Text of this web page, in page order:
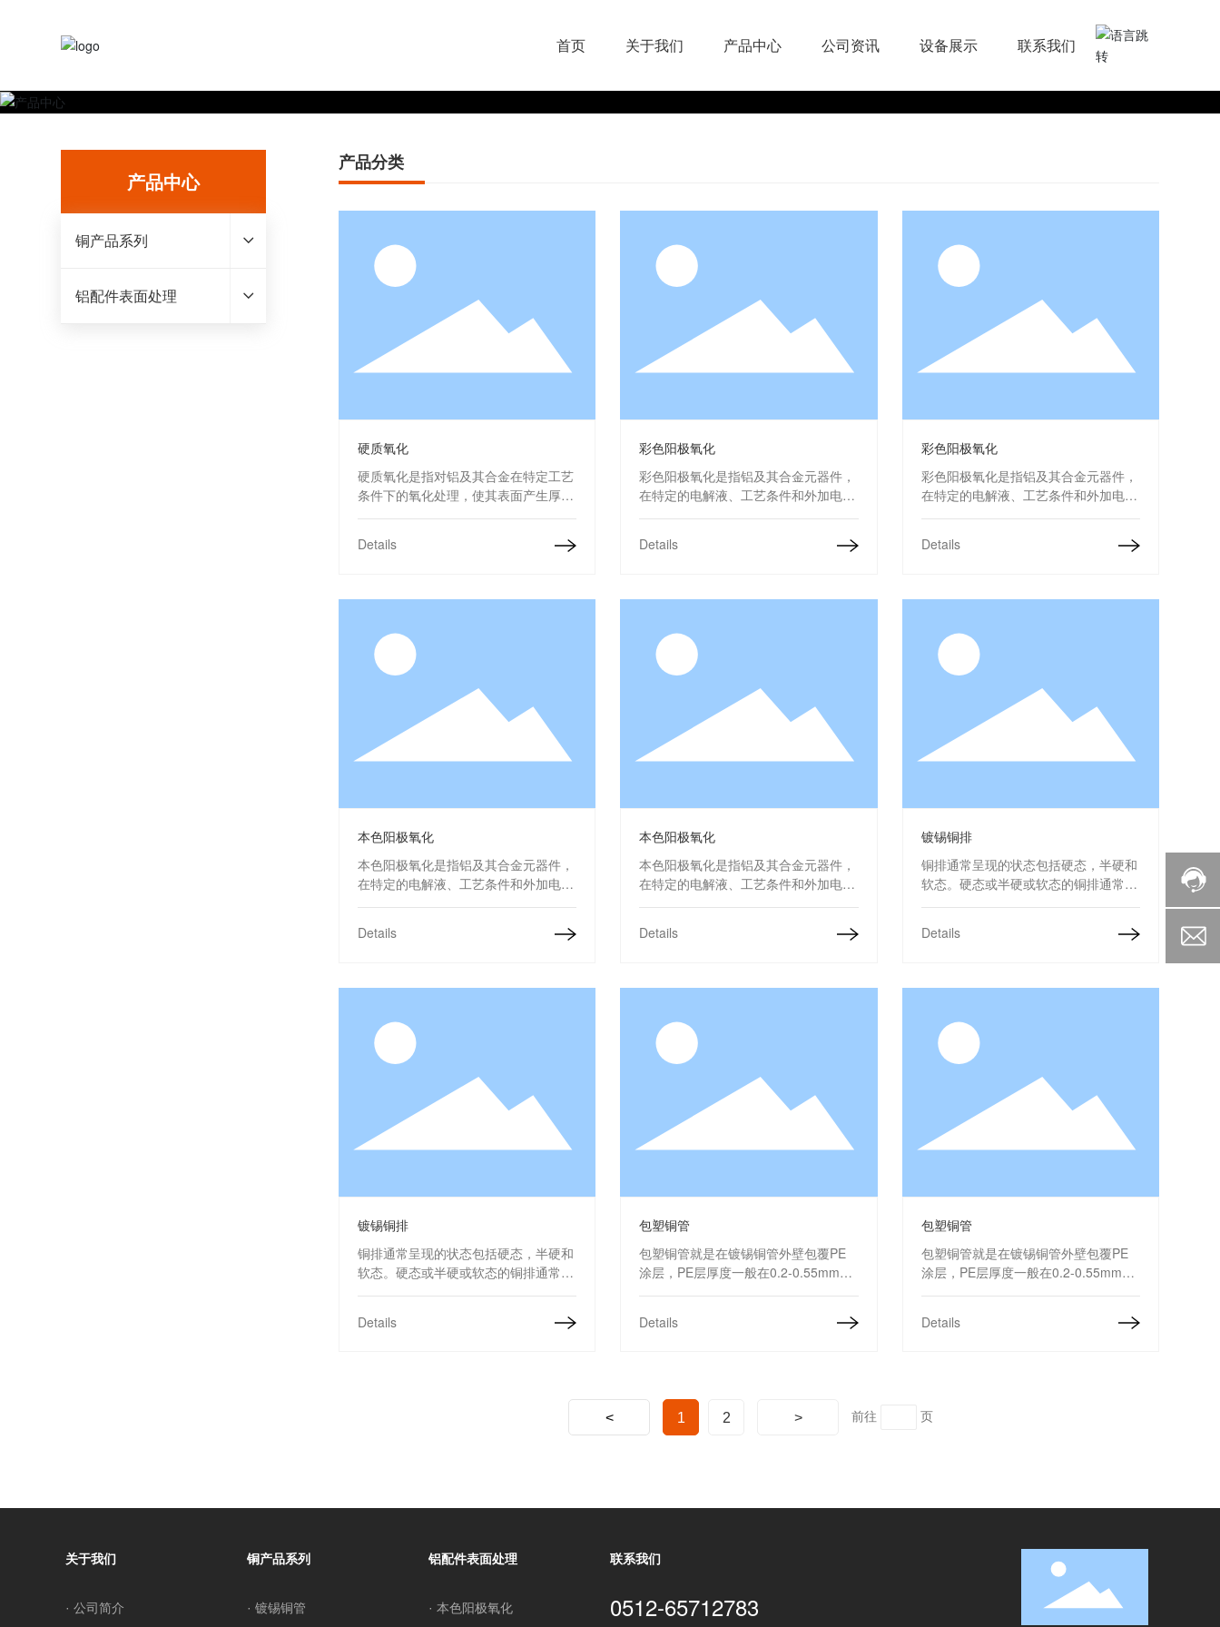
首页 关于我们 产品中心 公司资讯 设备展示 联系我们
产品中心
铜产品系列
铝配件表面处理
产品分类
硬质氧化
硬质氧化是指对铝及其合金在特定工艺
条件下的氧化处理，使其表面产生厚度
能。
Details
硬质氧化
彩色阳极氧化
彩色阳极氧化是指铝及其合金元器件，
在特定的电解液、工艺条件和外加电流
可克服铝合金表面硬度、耐磨损性等方
Details
彩色阳极氧化
彩色阳极氧化
彩色阳极氧化是指铝及其合金元器件，
在特定的电解液、工艺条件和外加电流
可克服铝合金表面硬度、耐磨损性等方
Details
彩色阳极氧化
本色阳极氧化
本色阳极氧化是指铝及其合金元器件，
在特定的电解液、工艺条件和外加电流
合金表面硬度、耐磨损性等方面的缺
Details
本色阳极氧化
本色阳极氧化
本色阳极氧化是指铝及其合金元器件，
在特定的电解液、工艺条件和外加电流
合金表面硬度、耐磨损性等方面的缺
Details
本色阳极氧化
镀锡铜排
铜排通常呈现的状态包括硬态，半硬和
软态。硬态或半硬或软态的铜排通常应
合表面效率、降低接头的电阻。
Details
镀锡铜排
镀锡铜排
铜排通常呈现的状态包括硬态，半硬和
软态。硬态或半硬或软态的铜排通常应
用于供电设备和电气设备。镀锡后的铜
合表面效率、降低接头的电阻。
Details
镀锡铜排
包塑铜管
包塑铜管就是在镀锡铜管外壁包覆PE
涂层，PE层厚度一般在0.2-0.55mm。
包塑铜管可有效防止铜管氧化，减少噪
表等产品的配套元件。
Details
包塑铜管
包塑铜管
包塑铜管就是在镀锡铜管外壁包覆PE
涂层，PE层厚度一般在0.2-0.55mm。
包塑铜管可有效防止铜管氧化，减少噪
表等产品的配套元件。
Details
包塑铜管
< 1 2 > 前往 页
关于我们
· 公司简介
铜产品系列
· 镀锡铜管
铝配件表面处理
· 本色阳极氧化
联系我们
0512-65712783